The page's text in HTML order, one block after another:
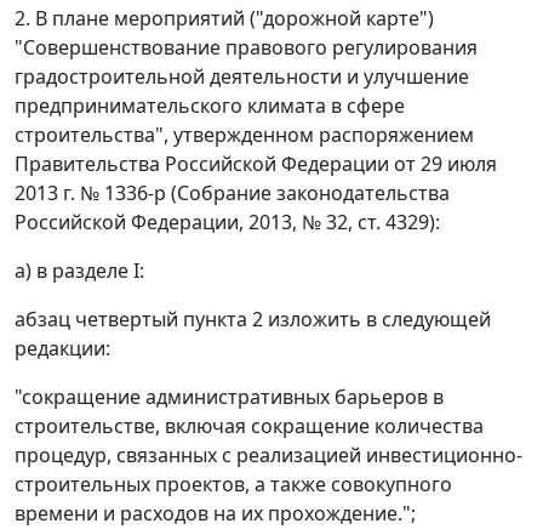
2. В плане мероприятий ("дорожной карте")
"Совершенствование правового регулирования
градостроительной деятельности и улучшение
предпринимательского климата в сфере
строительства", утвержденном распоряжением
Правительства Российской Федерации от 29 июля
2013 г. № 1336-р (Собрание законодательства
Российской Федерации, 2013, № 32, ст. 4329):
а) в разделе I:
абзац четвертый пункта 2 изложить в следующей
редакции:
"сокращение административных барьеров в
строительстве, включая сокращение количества
процедур, связанных с реализацией инвестиционно-
строительных проектов, а также совокупного
времени и расходов на их прохождение.";